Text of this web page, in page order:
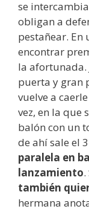
se
obligan a
pestañear. En
encontrar
la afortunada.
puerta y gran
vuelve a
vez, en la que
balón con un
de ahí sale el
paralela en
lanzamiento
también
hermana